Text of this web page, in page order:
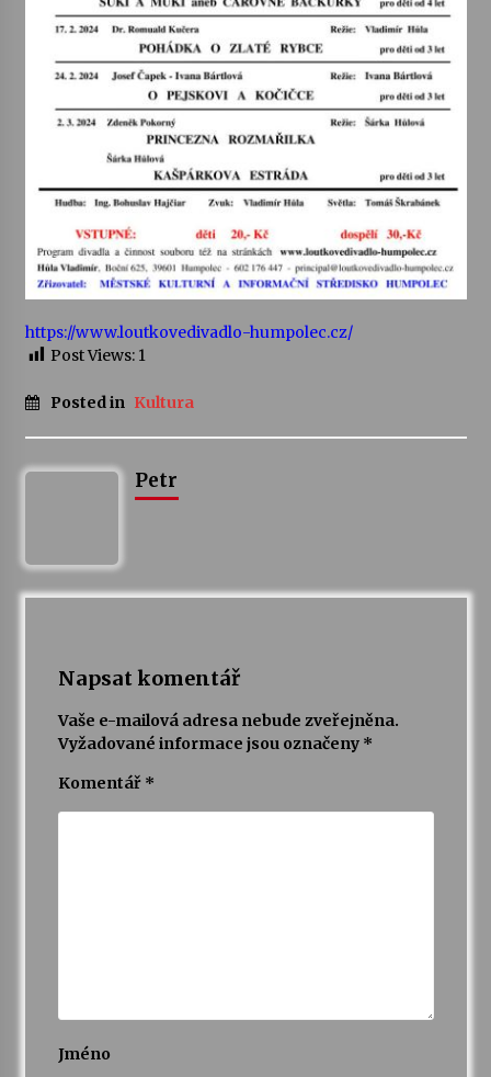
Za kulturou kousek za Humpolec. V Želivě ožije
odkaz Josefa Čapka
13. 7. 2026
Varhanní recitál Michala Novenka v Klášteře
Želiv
3. 7. 2026
Petr Adamec – Malovaný svět
30. 6. 2026
https://www.loutkovedivadlo-humpolec.cz/
Post Views: 1
Posted in Kultura
Petr
Napsat komentář
Vaše e-mailová adresa nebude zveřejněna.
Vyžadované informace jsou označeny *
Komentář *
Jméno